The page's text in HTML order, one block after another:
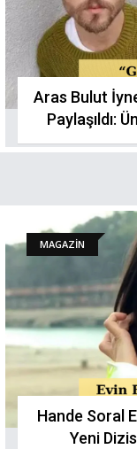
Aras Bulut
Paylaşıldı:
MAGAZİN
Hande Soral
Yeni